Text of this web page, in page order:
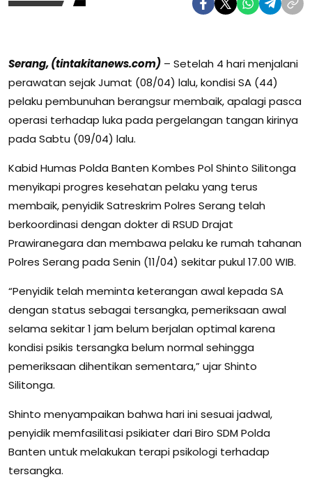
Serang, (tintakitanews.com) – Setelah 4 hari menjalani
perawatan sejak Jumat (08/04) lalu, kondisi SA (44)
pelaku pembunuhan berangsur membaik, apalagi pasca
operasi terhadap luka pada pergelangan tangan kirinya
pada Sabtu (09/04) lalu.
Kabid Humas Polda Banten Kombes Pol Shinto Silitonga
menyikapi progres kesehatan pelaku yang terus
membaik, penyidik Satreskrim Polres Serang telah
berkoordinasi dengan dokter di RSUD Drajat
Prawiranegara dan membawa pelaku ke rumah tahanan
Polres Serang pada Senin (11/04) sekitar pukul 17.00 WIB.
“Penyidik telah meminta keterangan awal kepada SA
dengan status sebagai tersangka, pemeriksaan awal
selama sekitar 1 jam belum berjalan optimal karena
kondisi psikis tersangka belum normal sehingga
pemeriksaan dihentikan sementara,” ujar Shinto
Silitonga.
Shinto menyampaikan bahwa hari ini sesuai jadwal,
penyidik memfasilitasi psikiater dari Biro SDM Polda
Banten untuk melakukan terapi psikologi terhadap
tersangka.